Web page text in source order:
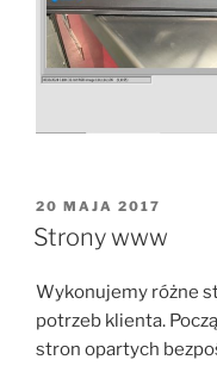
OPUBLIKOWANE
W
20 MAJA 2017
Strony www
Wykonujemy różne
potrzeb klienta.
stron opartych